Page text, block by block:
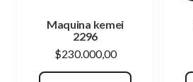
Maquina kemei
2296
$230.000,00